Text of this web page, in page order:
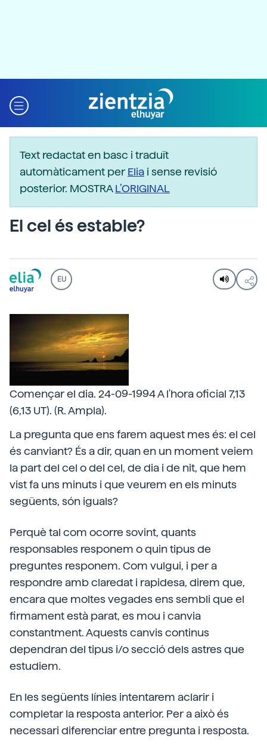
Text redactat en basc i traduït
automàticament perElia i sense revisió
posterior. MOSTRAL’ORIGINAL
El cel és estable?
EU
Començar el dia. 24-09-1994 A l'hora oficial 7,13
(6,13 UT). (R. Ampla).
La pregunta que ens farem aquest mes és: el cel
és canviant? És a dir, quan en un moment veiem
la part del cel o del cel, de dia i de nit, que hem
vist fa uns minuts i que veurem en els minuts
següents, són iguals?
Perquè tal com ocorre sovint, quants
responsables responem o quin tipus de
preguntes responem. Com vulgui, i per a
respondre amb claredat i rapidesa, direm que,
encara que moltes vegades ens sembli que el
firmament està parat, es mou i canvia
constantment. Aquests canvis continus
dependran del tipus i/o secció dels astres que
estudiem.
En les següents línies intentarem aclarir i
completar la resposta anterior. Per a això és
necessari diferenciar entre pregunta i resposta.